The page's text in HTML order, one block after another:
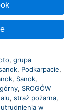
, grupa
, Podkarpacie,
, Sanok,
, SROGÓW
, straż pożarna,
utrudnienia w